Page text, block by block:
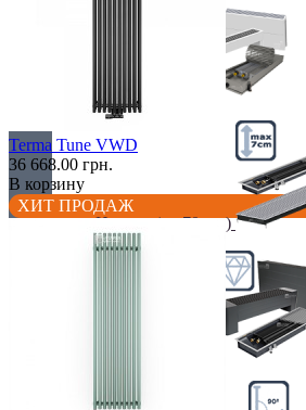
Низкие (до 70 мм)
Terma Tune VWD
36 668.00 грн.
В корзину
ХИТ ПРОДАЖ